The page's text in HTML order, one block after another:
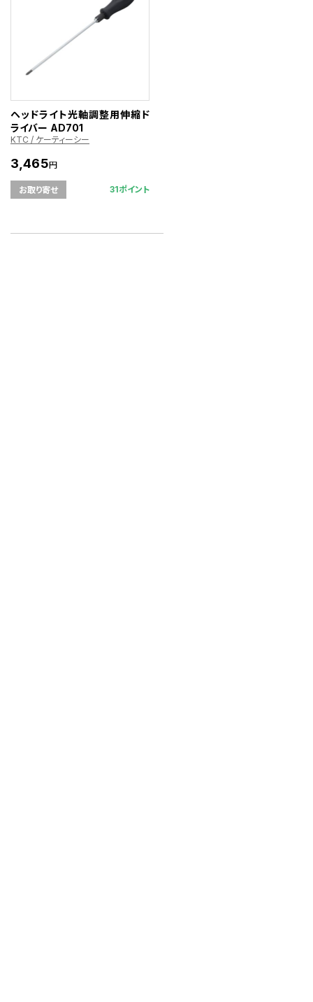
ヘッドライト光軸調整用伸縮ド
ライバー AD701
KTC / ケーティーシー
3,465円
お取り寄せ 31ポイント